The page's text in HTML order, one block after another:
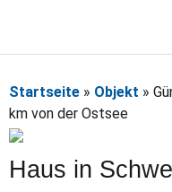
Startseite » Objekt »
km von der Ostsee
Haus in